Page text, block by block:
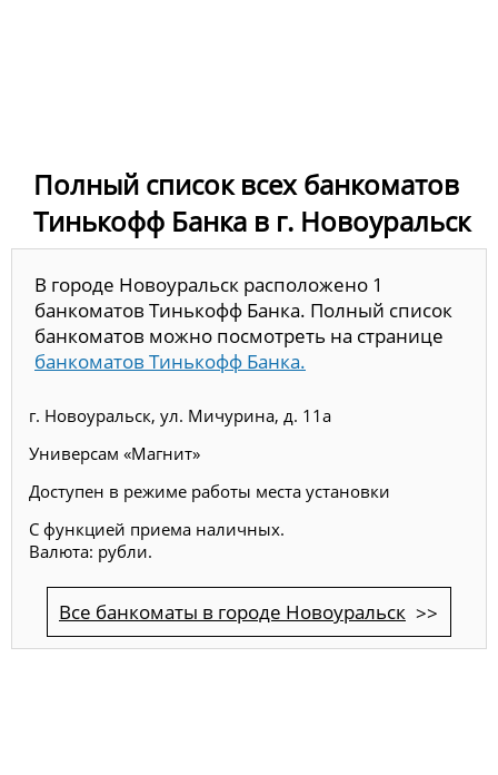
Полный список всех банкоматов
Тинькофф Банка в г. Новоуральск
В городе Новоуральск расположено 1
банкоматов Тинькофф Банка. Полный список
банкоматов можно посмотреть на странице
банкоматов Тинькофф Банка.
г. Новоуральск, ул. Мичурина, д. 11а
Универсам «Магнит»
Доступен в режиме работы места установки
С функцией приема наличных.
Валюта: рубли.
Все банкоматы в городе Новоуральск